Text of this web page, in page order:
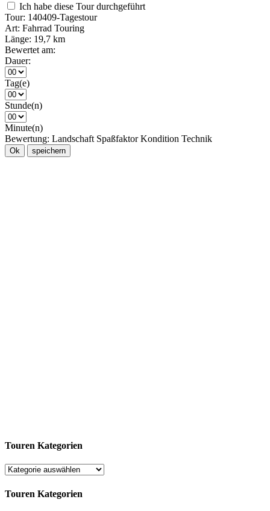
Ich habe diese Tour durchgeführt
Tour: 140409-Tagestour
Art: Fahrrad Touring
Länge: 19,7 km
Bewertet am:
Dauer:
Tag(e)
Stunde(n)
Minute(n)
Bewertung: Landschaft Spaßfaktor Kondition Technik
Ok speichern
Touren Kategorien
Touren Kategorien